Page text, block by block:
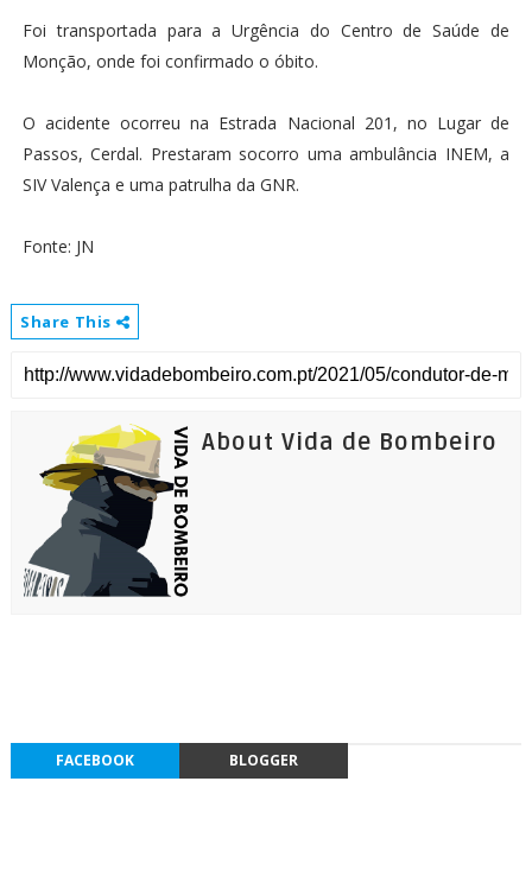
Foi transportada para a Urgência do Centro de Saúde de
Monção, onde foi confirmado o óbito.
O acidente ocorreu na Estrada Nacional 201, no Lugar de
Passos, Cerdal. Prestaram socorro uma ambulância INEM, a
SIV Valença e uma patrulha da GNR.
Fonte: JN
Share This
About Vida de Bombeiro
FACEBOOK BLOGGER